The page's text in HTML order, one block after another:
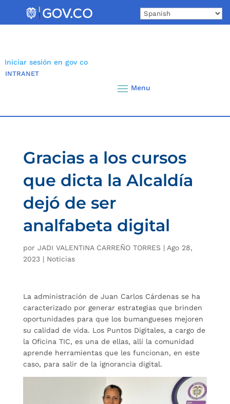
Iniciar sesión en gov co
INTRANET
Gracias a los cursos
que dicta la Alcaldía
dejó de ser
analfabeta digital
por JADI VALENTINA CARREÑO TORRES | Ago 28,
2023| Noticias
La administración de Juan Carlos Cárdenas se ha
caracterizado por generar estrategias que brinden
oportunidades para que los bumangueses mejoren
su calidad de vida. Los Puntos Digitales, a cargo de
la Oficina TIC, es una de ellas, allí la comunidad
aprende herramientas que les funcionan, en este
caso, para salir de la ignorancia digital.